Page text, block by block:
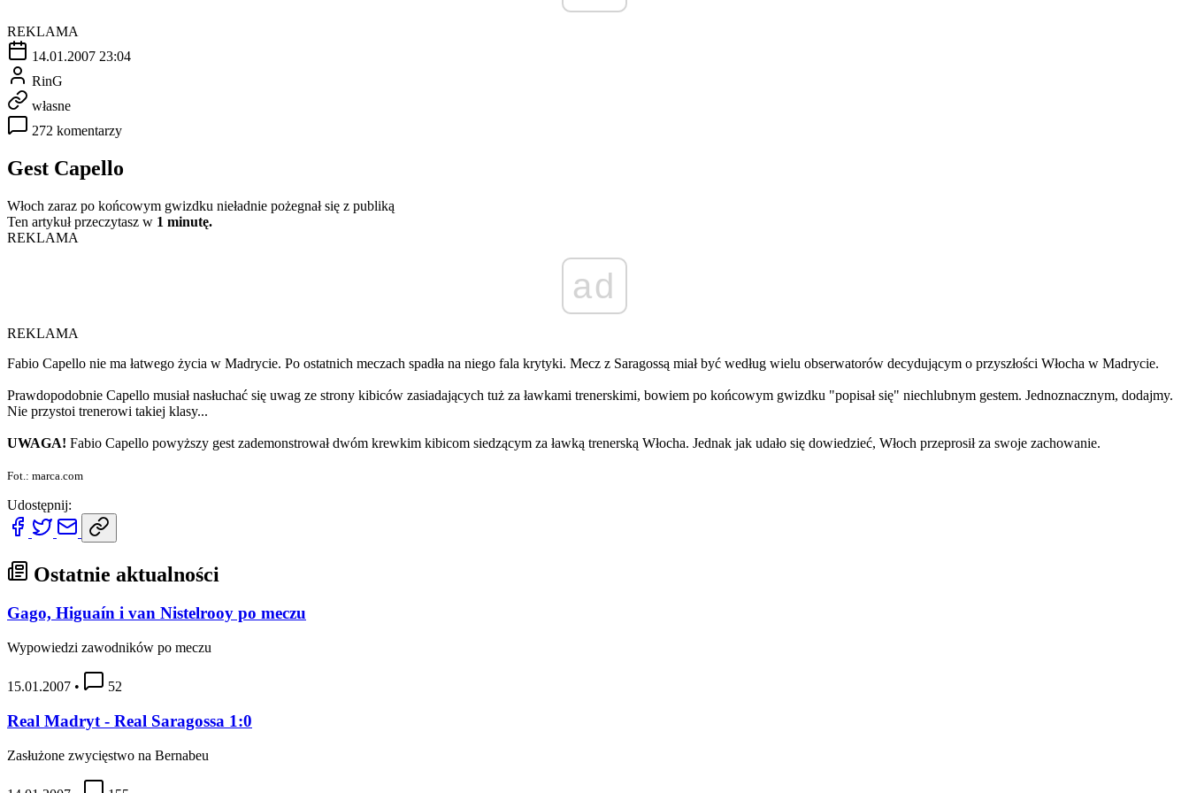
REKLAMA
14.01.2007 23:04
RinG
własne
272 komentarzy
Gest Capello
Włoch zaraz po końcowym gwizdku nieładnie pożegnał się z publiką
Ten artykuł przeczytasz w 1 minutę.
REKLAMA
ad
REKLAMA
Fabio Capello nie ma łatwego życia w Madrycie. Po ostatnich meczach spadła na niego fala krytyki. Mecz z Saragossą miał być według wielu obserwatorów decydującym o przyszłości Włocha w Madrycie.
Prawdopodobnie Capello musiał nasłuchać się uwag ze strony kibiców zasiadających tuż za ławkami trenerskimi, bowiem po końcowym gwizdku "popisał się" niechlubnym gestem. Jednoznacznym, dodajmy.
Nie przystoi trenerowi takiej klasy...
UWAGA! Fabio Capello powyższy gest zademonstrował dwóm krewkim kibicom siedzącym za ławką trenerską Włocha. Jednak jak udało się dowiedzieć, Włoch przeprosił za swoje zachowanie.
Fot.: marca.com
Udostępnij:
Ostatnie aktualności
Gago, Higuaín i van Nistelrooy po meczu
Wypowiedzi zawodników po meczu
15.01.2007 • 52
Real Madryt - Real Saragossa 1:0
Zasłużone zwycięstwo na Bernabeu